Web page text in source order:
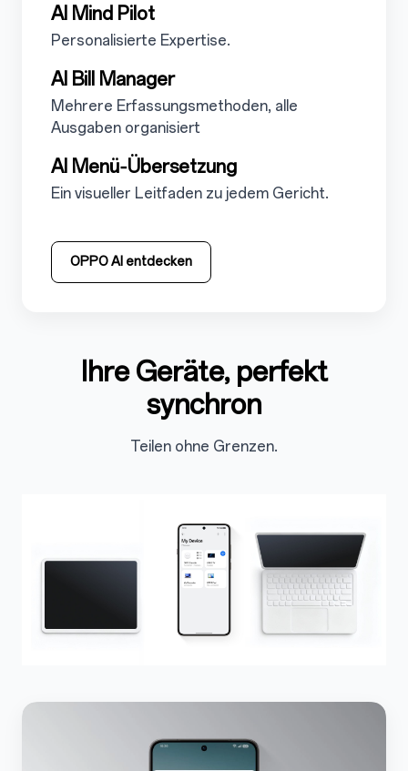
5.2.2
AI Mind Pilot
5.2.2.1
Personalisierte Expertise.
5.2.3
AI Bill Manager
5.2.3.1
Mehrere Erfassungsmethoden, alle
Ausgaben organisiert
5.2.4
AI Menü‑Übersetzung
5.2.4.1
Ein visueller Leitfaden zu jedem Gericht.
OPPO AI entdecken
Ihre Geräte, perfekt
synchron
Teilen ohne Grenzen.
5.3.1